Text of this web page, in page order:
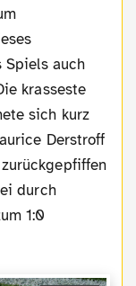
Spiels auch
krasseste
sich kurz
Derstroff
durch
1:0